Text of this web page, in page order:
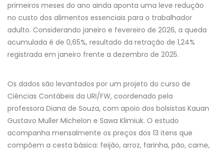
primeiros meses do ano ainda aponta uma leve redução
no custo dos alimentos essenciais para o trabalhador
adulto. Considerando janeiro e fevereiro de 2026, a queda
acumulada é de 0,65%, resultado da retração de 1,24%
registrada em janeiro frente a dezembro de 2025.
Os dados são levantados por um projeto do curso de
Ciências Contábeis da URI/FW, coordenado pela
professora Diana de Souza, com apoio dos bolsistas Kauan
Gustavo Muller Michelon e Sawa Klimiuk. O estudo
acompanha mensalmente os preços dos 13 itens que
compõem a cesta básica: feijão, arroz, farinha, pão, carne,